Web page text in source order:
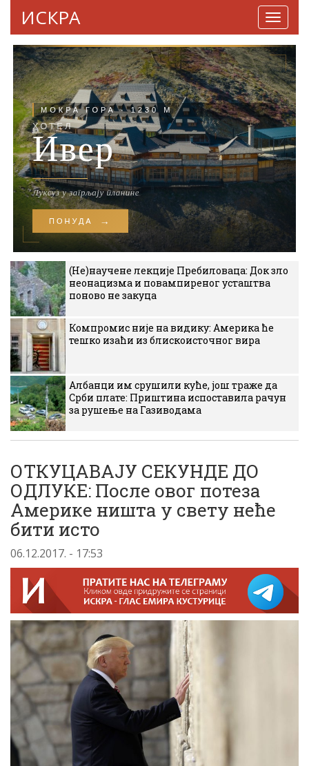
ИСКРА
(Не)научене лекције Пребиловаца: Док зло
неонацизма и повампиреног усташтва
поново не закуца
Компромис није на видику: Америка ће
тешко изаћи из блискоисточног вира
Албанци им срушили куће, још траже да
Срби плате: Приштина испоставила рачун
за рушење на Газиводама
ОТКУЦАВАЈУ СЕКУНДЕ ДО
ОДЛУКЕ: После овог потеза
Америке ништа у свету неће
бити исто
06.12.2017. - 17:53